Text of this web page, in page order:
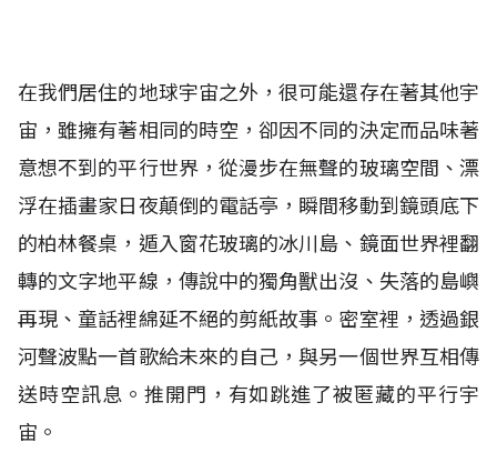
在我們居住的地球宇宙之外，很可能還存在著其他宇
宙，雖擁有著相同的時空，卻因不同的決定而品味著
意想不到的平行世界，從漫步在無聲的玻璃空間、漂
浮在插畫家日夜顛倒的電話亭，瞬間移動到鏡頭底下
的柏林餐桌，遁入窗花玻璃的冰川島、鏡面世界裡翻
轉的文字地平線，傳說中的獨角獸出沒、失落的島嶼
再現、童話裡綿延不絕的剪紙故事。密室裡，透過銀
河聲波點一首歌給未來的自己，與另一個世界互相傳
送時空訊息。推開門，有如跳進了被匿藏的平行宇
宙。